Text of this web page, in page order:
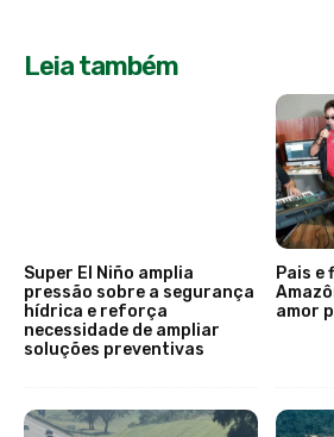
Leia também
Super El Niño amplia
pressão sobre a segurança
hídrica e reforça
necessidade de ampliar
soluções preventivas
Pais
amor